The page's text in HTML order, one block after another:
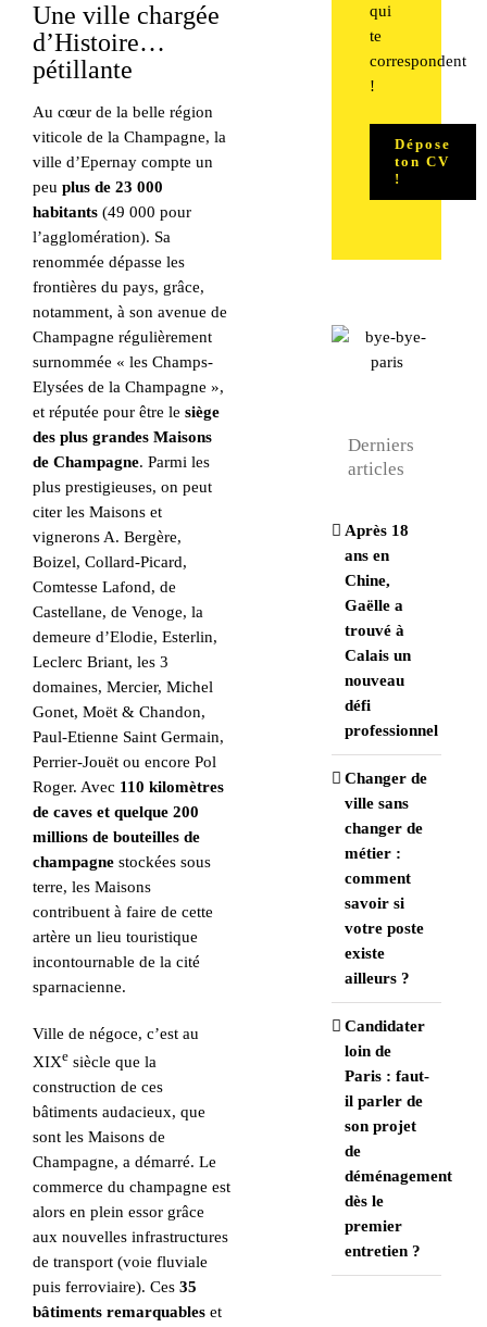
Une ville chargée
d’Histoire…
pétillante
Au cœur de la belle région
viticole de la Champagne, la
ville d’Epernay compte un
peu plus de 23 000
habitants (49 000 pour
l’agglomération). Sa
renommée dépasse les
frontières du pays, grâce,
notamment, à son avenue de
Champagne régulièrement
surnommée « les Champs-
Elysées de la Champagne »,
et réputée pour être le siège
des plus grandes Maisons
de Champagne. Parmi les
plus prestigieuses, on peut
citer les Maisons et
vignerons A. Bergère,
Boizel, Collard-Picard,
Comtesse Lafond, de
Castellane, de Venoge, la
demeure d’Elodie, Esterlin,
Leclerc Briant, les 3
domaines, Mercier, Michel
Gonet, Moët & Chandon,
Paul-Etienne Saint Germain,
Perrier-Jouët ou encore Pol
Roger. Avec 110 kilomètres
de caves et quelque 200
millions de bouteilles de
champagne stockées sous
terre, les Maisons
contribuent à faire de cette
artère un lieu touristique
incontournable de la cité
sparnacienne.
Ville de négoce, c’est au
XIXe siècle que la
construction de ces
bâtiments audacieux, que
sont les Maisons de
Champagne, a démarré. Le
commerce du champagne est
alors en plein essor grâce
aux nouvelles infrastructures
de transport (voie fluviale
puis ferroviaire). Ces 35
bâtiments remarquables et
qui
te
correspondent
!
Dépose
ton CV
!
Derniers
articles
Après 18
ans en
Chine,
Gaëlle a
trouvé à
Calais un
nouveau
défi
professionnel
Changer de
ville sans
changer de
métier :
comment
savoir si
votre poste
existe
ailleurs ?
Candidater
loin de
Paris : faut-
il parler de
son projet
de
déménagement
dès le
premier
entretien ?